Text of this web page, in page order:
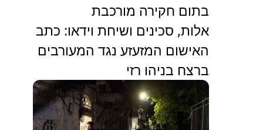
בתום חקירה מורכבת
אלות, סכינים ושיחת וידאו: כתב
האישום המזעזע נגד המעורבים
ברצח בניהו רזי